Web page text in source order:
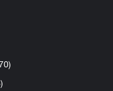
(2٬970)
(318)